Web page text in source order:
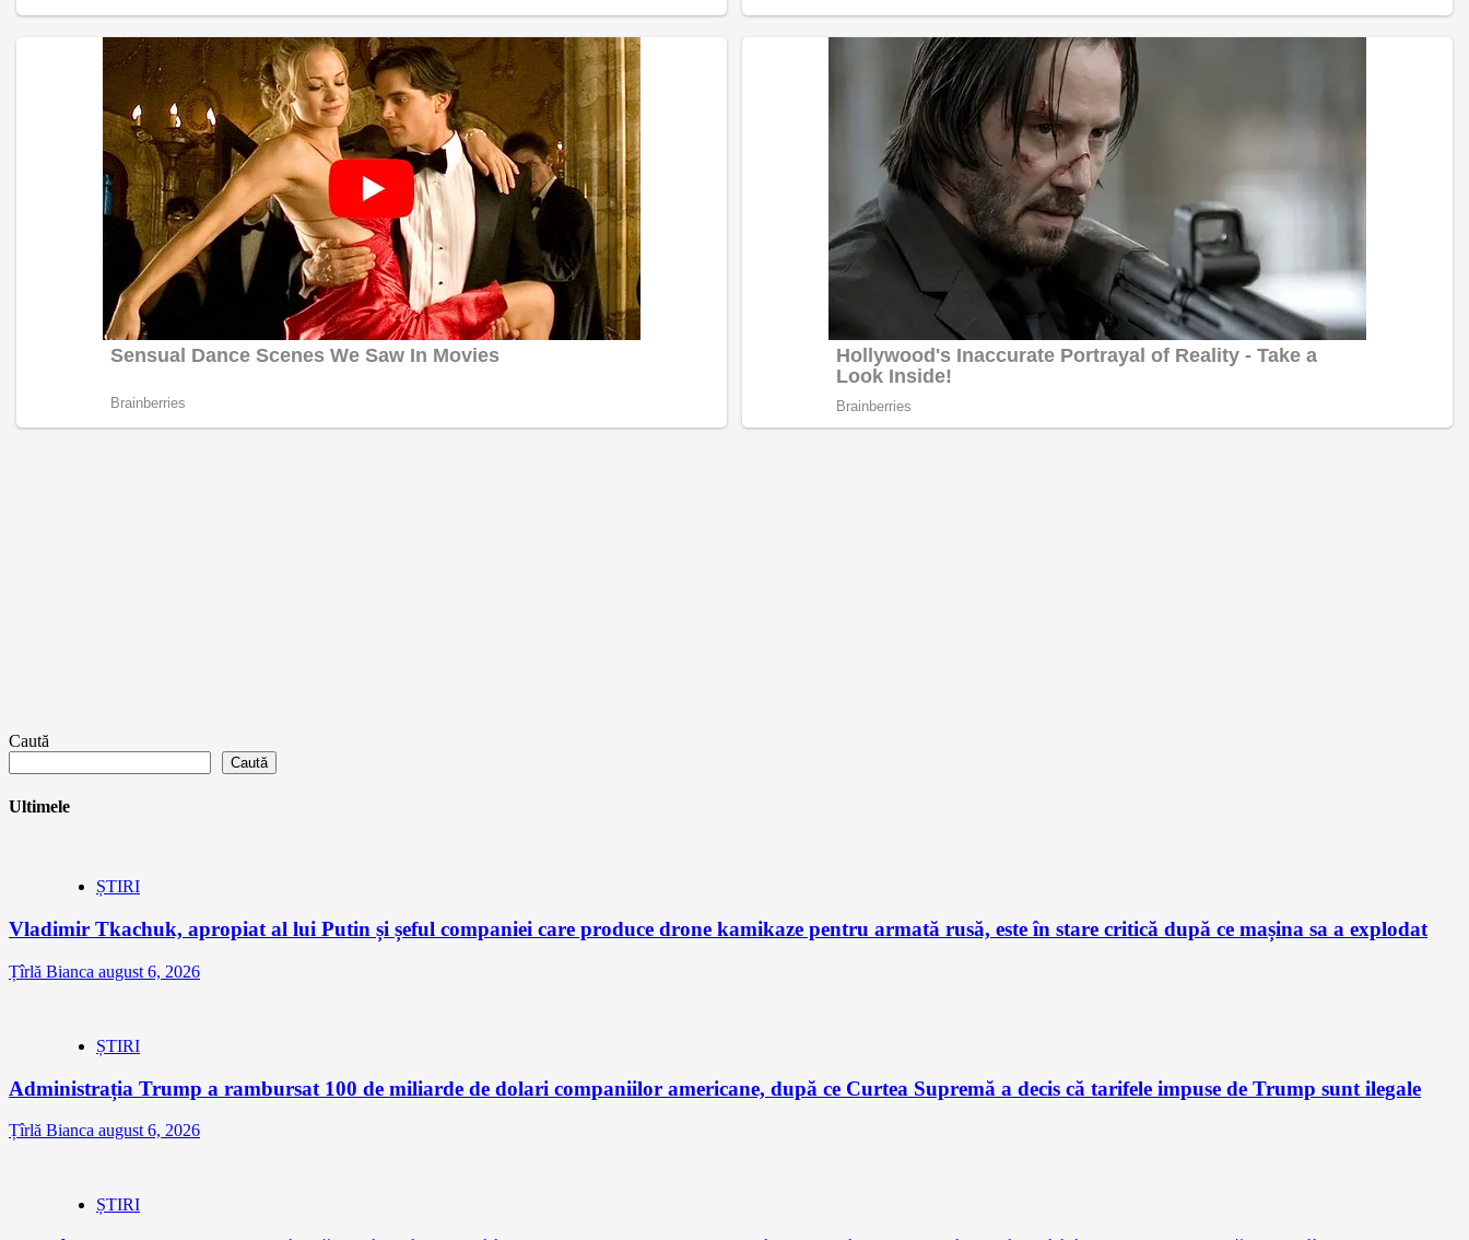
Caută
Caută
Ultimele
ȘTIRI
Vladimir Tkachuk, apropiat al lui Putin și șeful companiei care produce drone kamikaze pentru armată rusă, este în stare critică după ce mașina sa a explodat
Țîrlă Bianca august 6, 2026
ȘTIRI
Administrația Trump a rambursat 100 de miliarde de dolari companiilor americane, după ce Curtea Supremă a decis că tarifele impuse de Trump sunt ilegale
Țîrlă Bianca august 6, 2026
ȘTIRI